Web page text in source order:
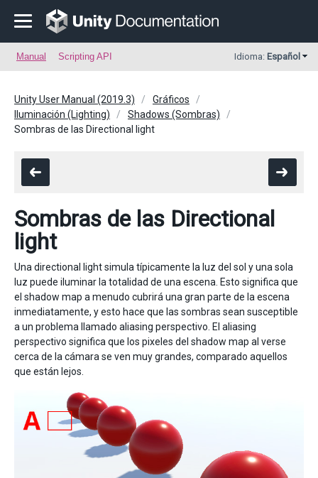
Manual Scripting API Idioma: Español
Unity User Manual (2019.3)
Gráficos
Iluminación (Lighting)
Shadows (Sombras)
Sombras de las Directional light
Sombras de las Directional
light
Una directional light simula típicamente la luz del sol y una sola
luz puede iluminar la totalidad de una escena. Esto significa que
el shadow map a menudo cubrirá una gran parte de la escena
inmediatamente, y esto hace que las sombras sean susceptible
a un problema llamado aliasing perspectivo. El aliasing
perspectivo significa que los pixeles del shadow map al verse
cerca de la cámara se ven muy grandes, comparado aquellos
que están lejos.